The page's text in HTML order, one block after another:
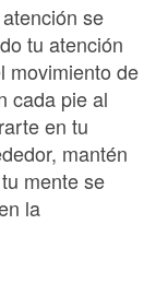
se
tu atención
movimiento de
cada pie al
en tu
mantén
mente se
la